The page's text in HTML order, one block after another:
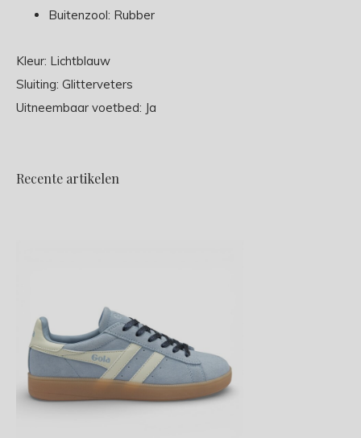
Buitenzool: Rubber
Kleur: Lichtblauw
Sluiting: Glitterveters
Uitneembaar voetbed: Ja
Recente artikelen